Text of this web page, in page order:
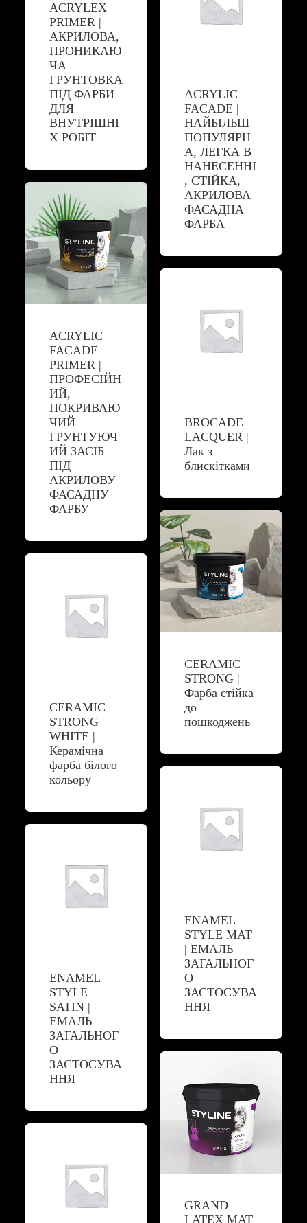
ACRYLEX
PRIMER |
АКРИЛОВА,
ПРОНИКАЮ
ЧА
ГРУНТОВКА
ПІД ФАРБИ
ДЛЯ
ВНУТРІШНІ
Х РОБІТ
ACRYLIC
FACADE |
НАЙБІЛЬШ
ПОПУЛЯРН
А, ЛЕГКА В
НАНЕСЕННІ
, СТІЙКА,
АКРИЛОВА
ФАСАДНА
ФАРБА
ACRYLIC
FACADE
PRIMER |
ПРОФЕСІЙН
ИЙ,
ПОКРИВАЮ
ЧИЙ
ГРУНТУЮЧ
ИЙ ЗАСІБ
ПІД
АКРИЛОВУ
ФАСАДНУ
ФАРБУ
BROCADE
LACQUER |
Лак з
блискітками
CERAMIC
STRONG |
Фарба стійка
до
пошкоджень
CERAMIC
STRONG
WHITE |
Керамічна
фарба білого
кольору
ENAMEL
STYLE MAT
| ЕМАЛЬ
ЗАГАЛЬНОГ
О
ЗАСТОСУВА
ННЯ
ENAMEL
STYLE
SATIN |
ЕМАЛЬ
ЗАГАЛЬНОГ
О
ЗАСТОСУВА
ННЯ
GRAND
LATEX MAT